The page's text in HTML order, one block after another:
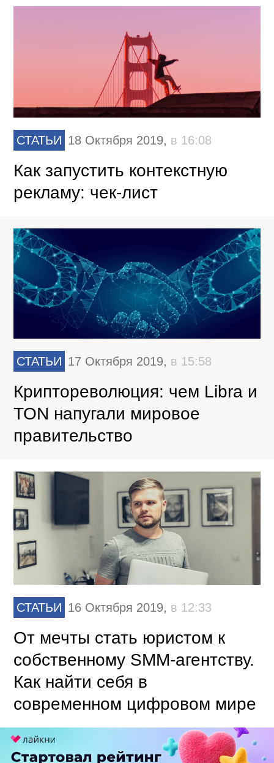
СТАТЬИ 18 Октября 2019, в 16:08
Как запустить контекстную
рекламу: чек-лист
СТАТЬИ 17 Октября 2019, в 15:58
Криптореволюция: чем Libra и
TON напугали мировое
правительство
СТАТЬИ 16 Октября 2019, в 12:33
От мечты стать юристом к
собственному SMM-агентству.
Как найти себя в
современном цифровом мире